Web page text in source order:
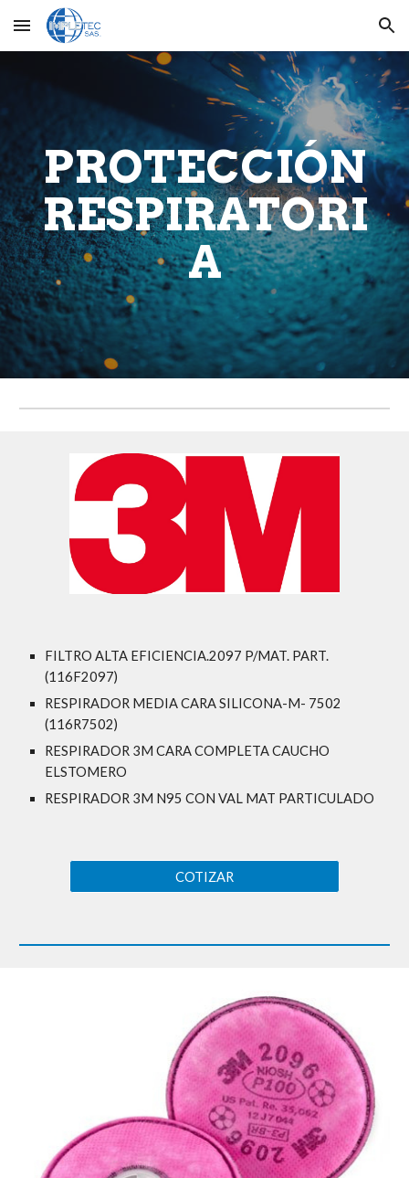
Skip to main content Skip to navigation
PROTECCIÓN
RESPIRATORI
A
FILTRO ALTA EFICIENCIA.2097 P/MAT. PART.
(116F2097)
RESPIRADOR MEDIA CARA SILICONA-M- 7502
(116R7502)
RESPIRADOR 3M CARA COMPLETA CAUCHO
ELSTOMERO
RESPIRADOR 3M N95 CON VAL MAT PARTICULADO
COTIZAR